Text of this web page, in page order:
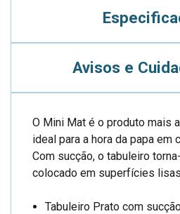
Avisos e
O Mini Mat é o produto mais
ideal para a hora da papa em
Com sucção, o tabuleiro
colocado em superfícies
Tabuleiro Prato com